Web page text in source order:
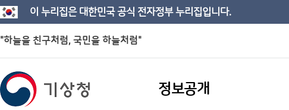
이 누리집은 대한민국 공식 전자정부 누리집입니다.
"하늘을 친구처럼, 국민을 하늘처럼"
정보공개